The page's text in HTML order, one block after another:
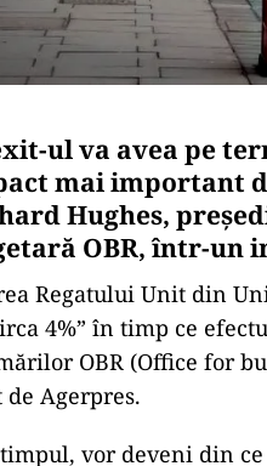
ul va avea pe
mai important
Hughes,
OBR, într-un
Regatului Unit din
4%” în timp ce
OBR (Office for
de Agerpres.
timpul, vor deveni din